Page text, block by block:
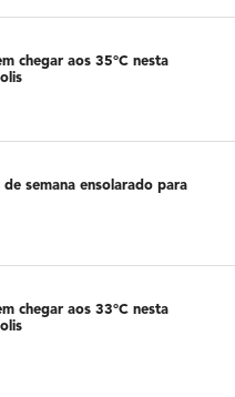
chegar aos 35°C nesta
de semana ensolarado para
chegar aos 33°C nesta